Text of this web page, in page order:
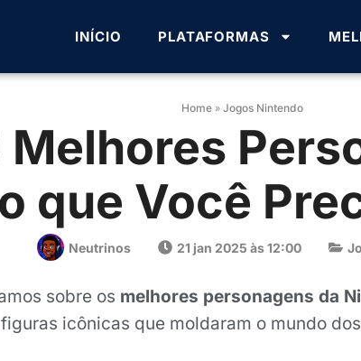
INÍCIO PLATAFORMAS
Home» Jogos Nintendo
Melhores
que Você
Neutrinos 21 jan 2025 às 12:00
sobre os melhores personagens da
icônicas que moldaram o mundo